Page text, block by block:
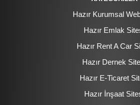
Hazır Kurumsal
Hazır Emlak
Hazır Rent A Car
Hazır Dernek
Hazır E-Ticaret
Hazır İnşaat